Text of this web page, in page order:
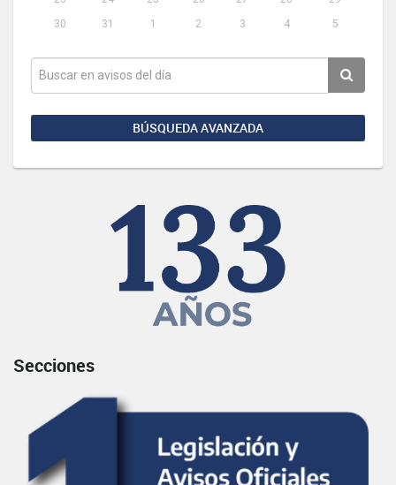
30
31 1 2 3 4 5
BÚSQUEDA AVANZADA
Secciones